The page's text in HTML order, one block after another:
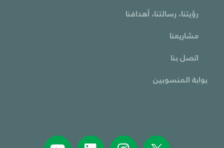
رؤيتنا، رسالتنا، أهدافنا
مشاريعنا
اتصل بنا
بوابة المنسوبين